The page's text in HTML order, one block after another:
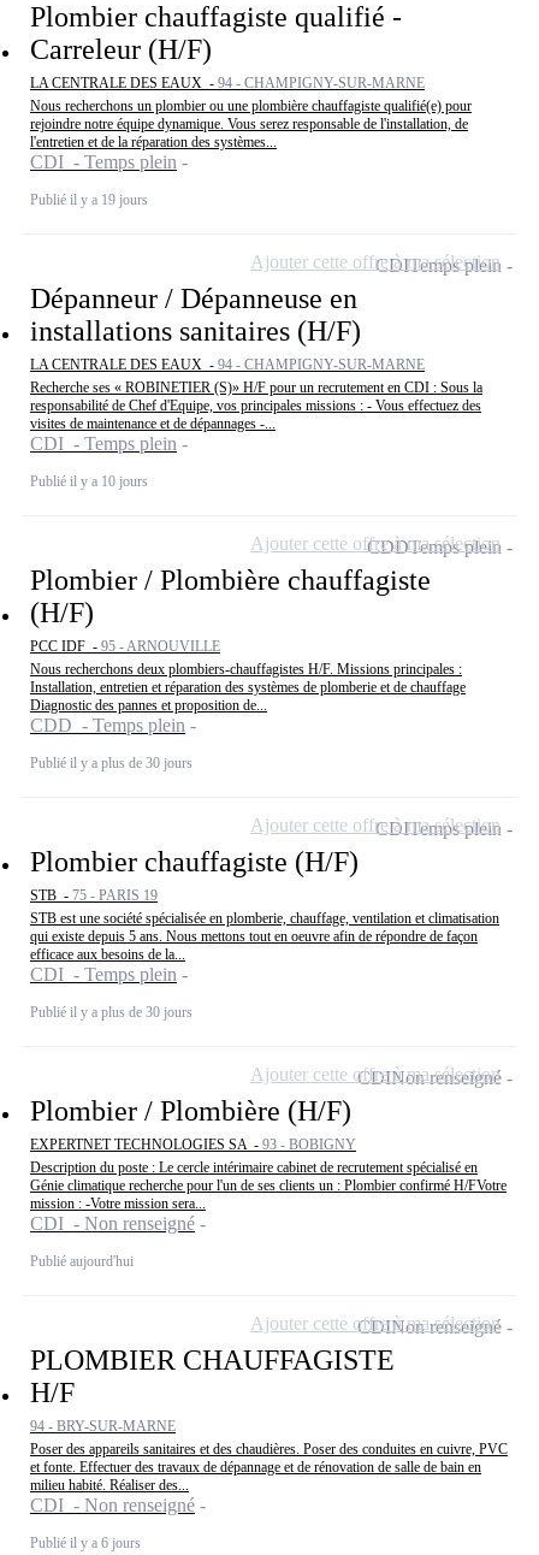
Plombier chauffagiste qualifié -
Carreleur (H/F)
LA CENTRALE DES EAUX - 94 - CHAMPIGNY-SUR-MARNE
Nous recherchons un plombier ou une plombière chauffagiste qualifié(e) pour
rejoindre notre équipe dynamique. Vous serez responsable de l'installation, de
l'entretien et de la réparation des systèmes...
CDI - Temps plein
Publié il y a 19 jours
Dépanneur / Dépanneuse en
installations sanitaires (H/F)
LA CENTRALE DES EAUX - 94 - CHAMPIGNY-SUR-MARNE
Recherche ses « ROBINETIER (S)» H/F pour un recrutement en CDI : Sous la
responsabilité de Chef d'Equipe, vos principales missions : - Vous effectuez des
visites de maintenance et de dépannages -...
CDI - Temps plein
Publié il y a 10 jours
CDITemps plein
Ajouter cette offre à ma sélection
Plombier / Plombière chauffagiste
(H/F)
PCC IDF - 95 - ARNOUVILLE
Nous recherchons deux plombiers-chauffagistes H/F. Missions principales :
Installation, entretien et réparation des systèmes de plomberie et de chauffage
Diagnostic des pannes et proposition de...
CDD - Temps plein
Publié il y a plus de 30 jours
CDDTemps plein
Ajouter cette offre à ma sélection
Plombier chauffagiste (H/F)
STB - 75 - PARIS 19
STB est une société spécialisée en plomberie, chauffage, ventilation et climatisation
qui existe depuis 5 ans. Nous mettons tout en oeuvre afin de répondre de façon
efficace aux besoins de la...
CDI - Temps plein
Publié il y a plus de 30 jours
CDITemps plein
Ajouter cette offre à ma sélection
Plombier / Plombière (H/F)
EXPERTNET TECHNOLOGIES SA - 93 - BOBIGNY
Description du poste : Le cercle intérimaire cabinet de recrutement spécialisé en
Génie climatique recherche pour l'un de ses clients un : Plombier confirmé H/FVotre
mission : -Votre mission sera...
CDI - Non renseigné
Publié aujourd'hui
CDINon renseigné
Ajouter cette offre à ma sélection
PLOMBIER CHAUFFAGISTE
H/F
94 - BRY-SUR-MARNE
Poser des appareils sanitaires et des chaudières. Poser des conduites en cuivre, PVC
et fonte. Effectuer des travaux de dépannage et de rénovation de salle de bain en
milieu habité. Réaliser des...
CDI - Non renseigné
Publié il y a 6 jours
CDINon renseigné
Ajouter cette offre à ma sélection